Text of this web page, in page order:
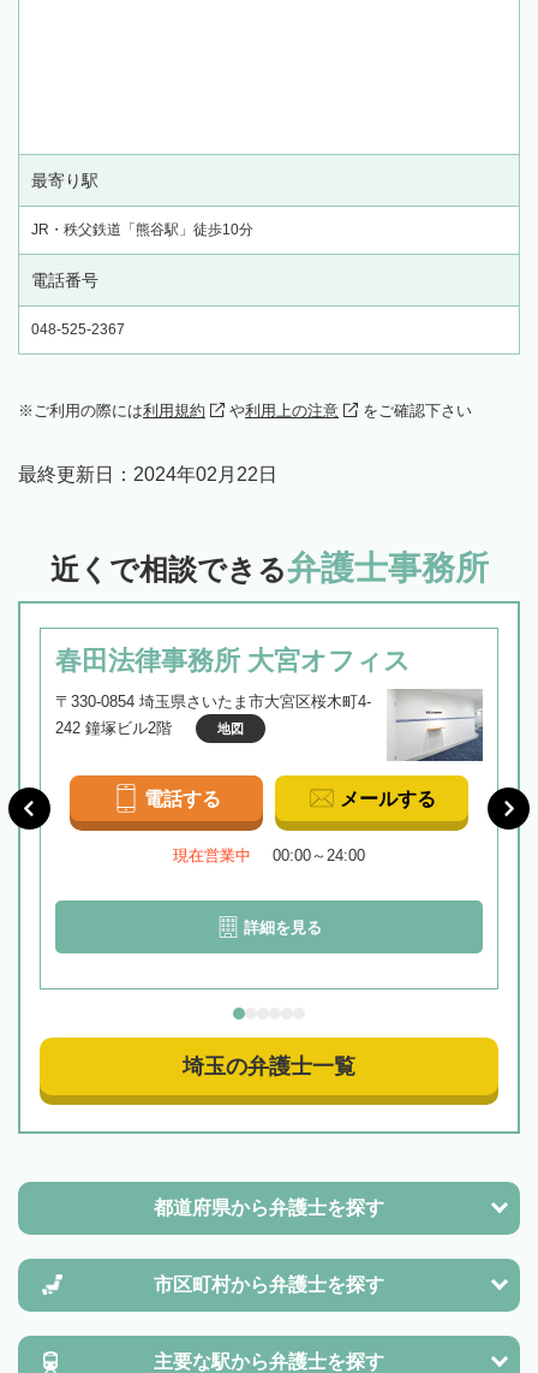
最寄り駅
JR・秩父鉄道「熊谷駅」徒歩10分
電話番号
048-525-2367
ご利用の際には利用規約 や利用上の注意 をご確認下さい
最終更新日： 2024年02月22日
近くで相談できる弁護士事務所
春田法律事務所 大宮オフィス
〒330-0854 埼玉県さいたま市大宮区桜木町4-
242 鐘塚ビル2階
地図
電話する メールする
現在営業中 00:00～24:00
詳細を見る
埼玉の弁護士一覧
都道府県から弁護士を探す
市区町村から弁護士を探す
主要な駅から弁護士を探す